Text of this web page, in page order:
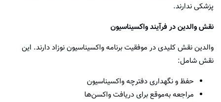
پزشکی ندارند.
نقش والدین در فرآیند واکسیناسیون
والدین نقش کلیدی در موفقیت برنامه واکسیناسیون نوزاد دارند. این
نقش شامل:
حفظ و نگهداری دفترچه واکسیناسیون
مراجعه به‌موقع برای دریافت واکسن‌ها